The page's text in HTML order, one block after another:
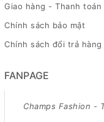
Giao hàng - Thanh toán
Chính sách bảo mật
Chính sách đổi trả hàng
FANPAGE
Champs Fashion -